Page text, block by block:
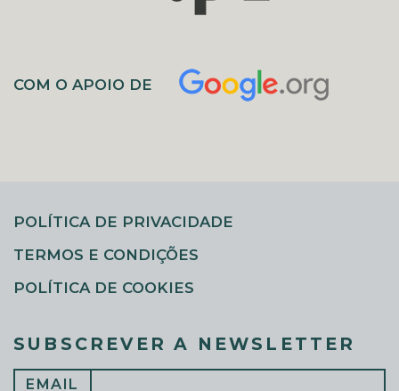
COM O APOIO DE
POLÍTICA DE PRIVACIDADE
TERMOS E CONDIÇÕES
POLÍTICA DE COOKIES
SUBSCREVER A NEWSLETTER
EMAIL